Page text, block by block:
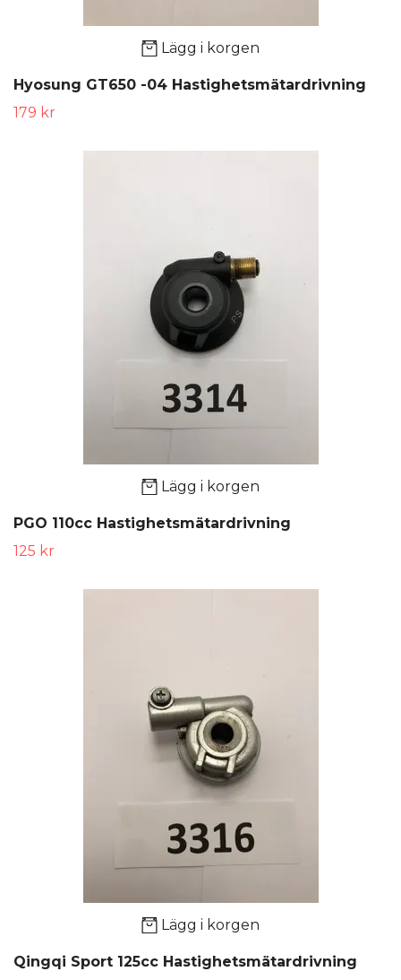
Lägg i korgen
Hyosung GT650 -04 Hastighetsmätardrivning
179 kr
Lägg i korgen
PGO 110cc Hastighetsmätardrivning
125 kr
Lägg i korgen
Qingqi Sport 125cc Hastighetsmätardrivning